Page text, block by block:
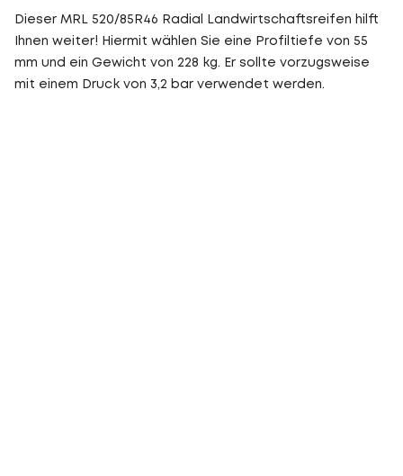
Dieser MRL 520/85R46 Radial Landwirtschaftsreifen hilft
Ihnen weiter! Hiermit wählen Sie eine Profiltiefe von 55
mm und ein Gewicht von 228 kg. Er sollte vorzugsweise
mit einem Druck von 3,2 bar verwendet werden.